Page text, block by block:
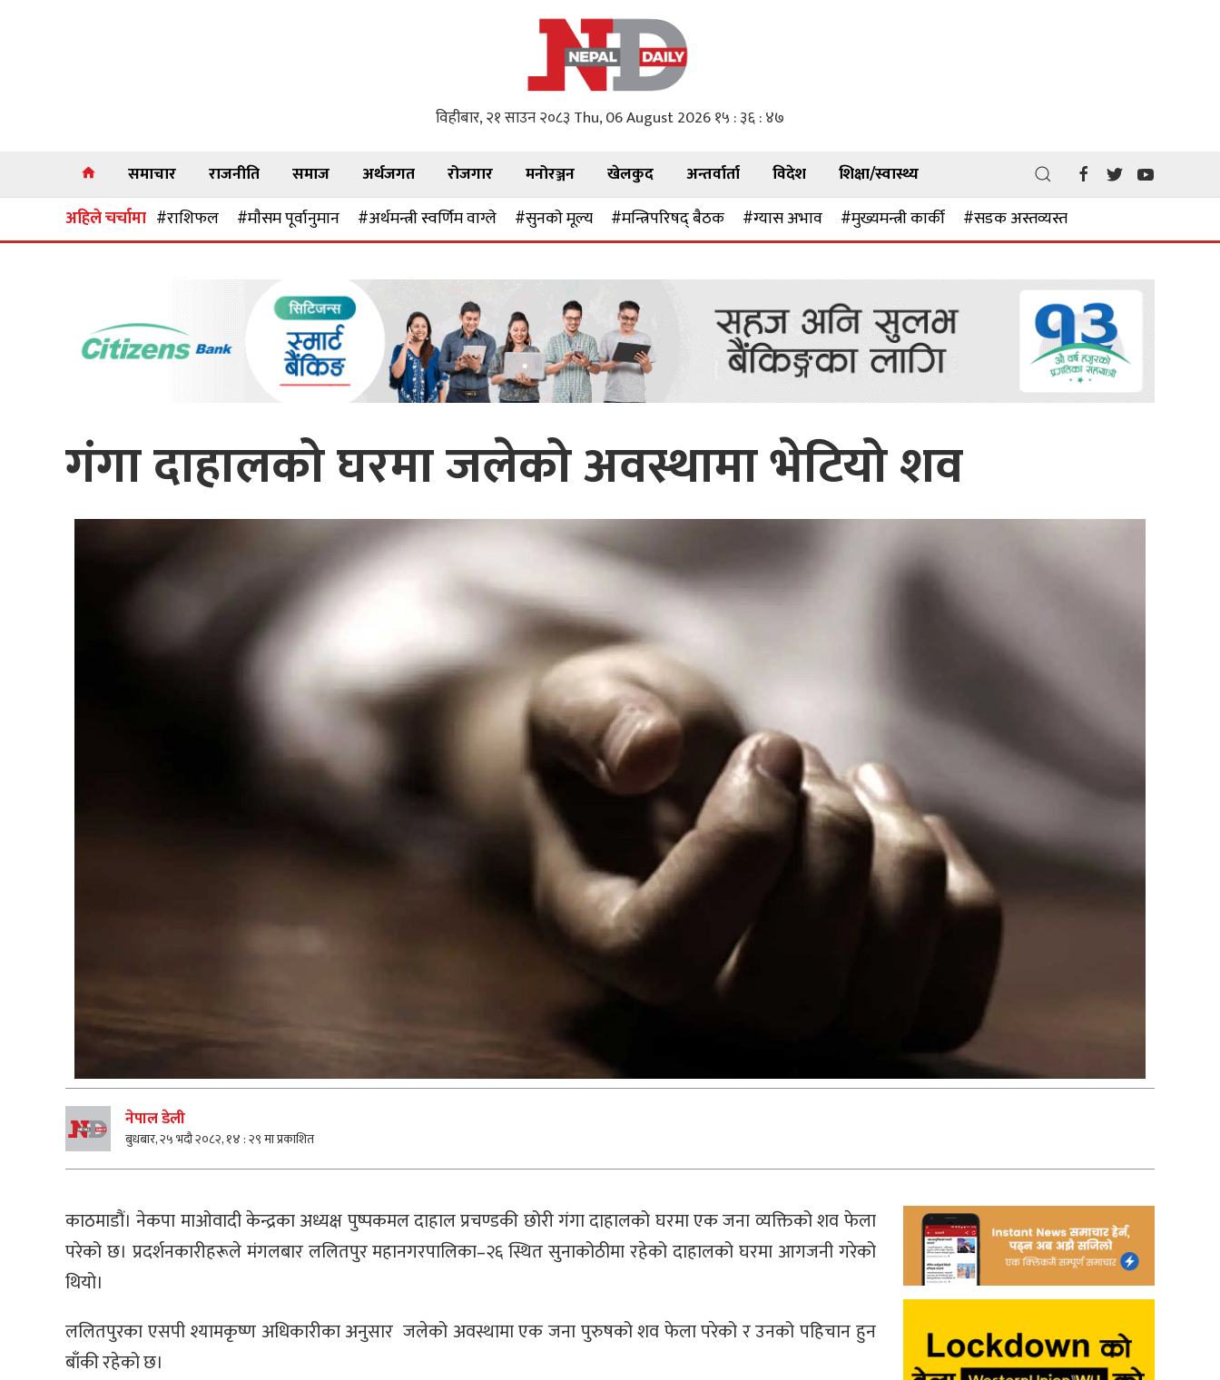
विहीबार, २१ साउन २०८३ Thu, 06 August 2026 १५ : ३६ : ४८
समाचार राजनीति समाज अर्थजगत रोजगार मनोरञ्जन खेलकुद अन्तर्वार्ता विदेश शिक्षा/स्वास्थ्य
अहिले चर्चामा #राशिफल #माैसम पूर्वानुमान #अर्थमन्त्री स्वर्णिम वाग्ले #सुनकाे मूल्य #मन्त्रिपरिषद् बैठक #ग्यास अभाव #मुख्यमन्त्री कार्की #सडक अस्तव्यस्त
गंगा दाहालको घरमा जलेको अवस्थामा भेटियो शव
नेपाल डेली
बुधबार, २५ भदौ २०८२, १४ : २९ मा प्रकाशित
काठमाडौं। नेकपा माओवादी केन्द्रका अध्यक्ष पुष्पकमल दाहाल प्रचण्डकी छोरी गंगा दाहालको घरमा एक जना व्यक्तिको शव फेला
परेको छ। प्रदर्शनकारीहरूले मंगलबार ललितपुर महानगरपालिका–२६ स्थित सुनाकोठीमा रहेको दाहालको घरमा आगजनी गरेको
थियो।
ललितपुरका एसपी श्यामकृष्ण अधिकारीका अनुसार जलेको अवस्थामा एक जना पुरुषको शव फेला परेको र उनको पहिचान हुन
बाँकी रहेको छ।